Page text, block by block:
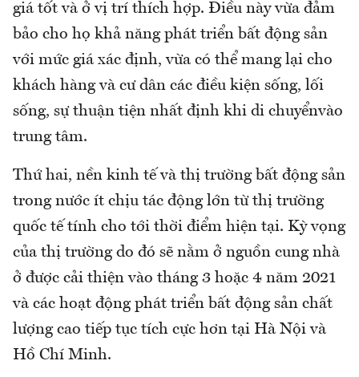
giá tốt và ở vị trí thích hợp. Điều này vừa đảm
bảo cho họ khả năng phát triển bất động sản
với mức giá xác định, vừa có thể mang lại cho
khách hàng và cư dân các điều kiện sống, lối
sống, sự thuận tiện nhất định khi di chuyểnvào
trung tâm.
Thứ hai, nền kinh tế và thị trường bất động sản
trong nước ít chịu tác động lớn từ thị trường
quốc tế tính cho tới thời điểm hiện tại. Kỳ vọng
của thị trường do đó sẽ nằm ở nguồn cung nhà
ở được cải thiện vào tháng 3 hoặc 4 năm 2021
và các hoạt động phát triển bất động sản chất
lượng cao tiếp tục tích cực hơn tại Hà Nội và
Hồ Chí Minh.